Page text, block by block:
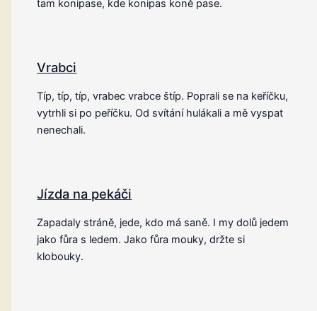
tam konipase, kde konipas koně pase.
Vrabci
Típ, típ, típ, vrabec vrabce štíp. Poprali se na keříčku,
vytrhli si po peříčku. Od svítání hulákali a mě vyspat
nenechali.
Jízda na pekáči
Zapadaly stráně, jede, kdo má saně. I my dolů jedem
jako fůra s ledem. Jako fůra mouky, držte si
klobouky.